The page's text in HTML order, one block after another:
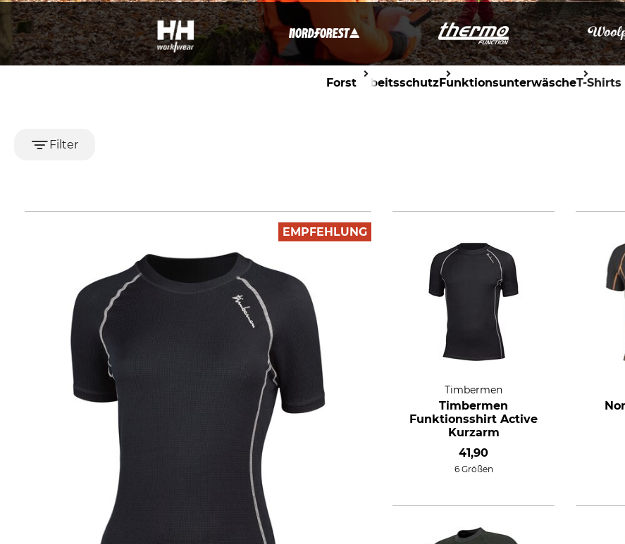
ForstArbeitsschutzFunktionsunterwäscheT-Shirts
Filter
EMPFEHLUNG
Timbermen
Timbermen
Funktionsshirt Active
Kurzarm
41,90
6 Größen